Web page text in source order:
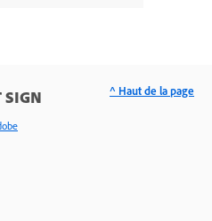
SIGN ^ Haut de la page